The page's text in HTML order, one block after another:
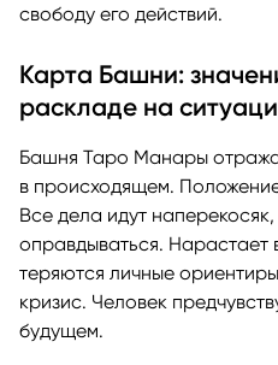
свободу его действий.
Карта Башни:
раскладе на
Башня Таро Манары
в происходящем.
Все дела идут
оправдываться. Нарастает
теряются личные
кризис. Человек
будущем.